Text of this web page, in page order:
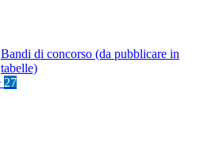
Bandi di concorso (da pubblicare in
tabelle)
27